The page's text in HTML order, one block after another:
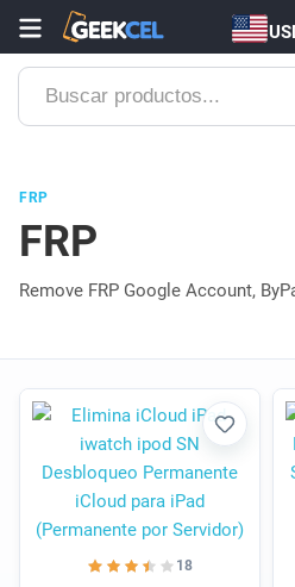
Buscar
productos...
FRP
FRP
Remove FRP Google Account,
Favorito
18